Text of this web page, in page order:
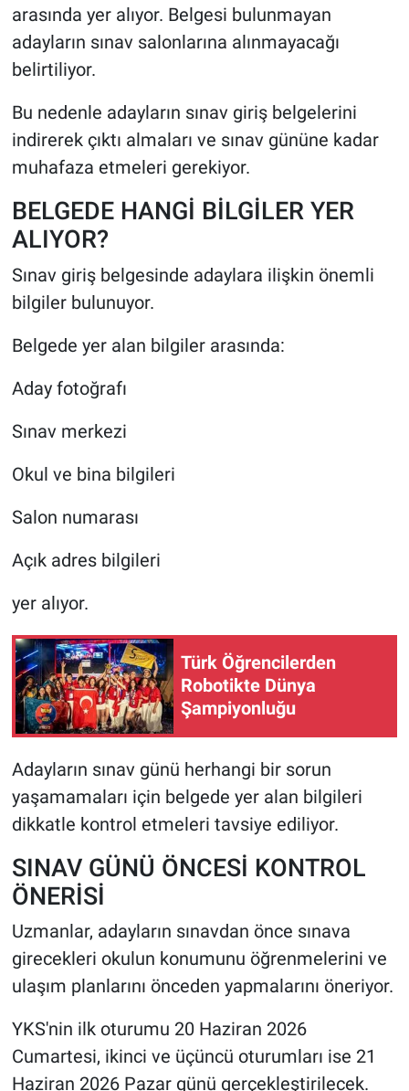
arasında yer alıyor. Belgesi bulunmayan
adayların sınav salonlarına alınmayacağı
belirtiliyor.
Bu nedenle adayların sınav giriş belgelerini
indirerek çıktı almaları ve sınav gününe kadar
muhafaza etmeleri gerekiyor.
BELGEDE HANGİ BİLGİLER YER
ALIYOR?
Sınav giriş belgesinde adaylara ilişkin önemli
bilgiler bulunuyor.
Belgede yer alan bilgiler arasında:
Aday fotoğrafı
Sınav merkezi
Okul ve bina bilgileri
Salon numarası
Açık adres bilgileri
yer alıyor.
Türk Öğrencilerden
Robotikte Dünya
Şampiyonluğu
Adayların sınav günü herhangi bir sorun
yaşamamaları için belgede yer alan bilgileri
dikkatle kontrol etmeleri tavsiye ediliyor.
SINAV GÜNÜ ÖNCESİ KONTROL
ÖNERİSİ
Uzmanlar, adayların sınavdan önce sınava
girecekleri okulun konumunu öğrenmelerini ve
ulaşım planlarını önceden yapmalarını öneriyor.
YKS'nin ilk oturumu 20 Haziran 2026
Cumartesi, ikinci ve üçüncü oturumları ise 21
Haziran 2026 Pazar günü gerçekleştirilecek.